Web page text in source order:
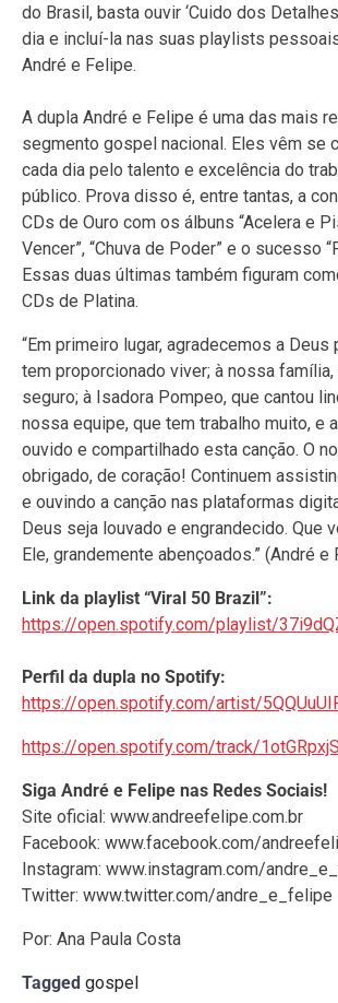
do Brasil, basta ouvir ‘Cuido dos
dia e incluí-la nas suas playlists
André e Felipe.
A dupla André e Felipe é uma das mais
segmento gospel nacional. Eles vêm se
cada dia pelo talento e excelência do
público. Prova disso é, entre tantas, a
CDs de Ouro com os álbuns “Acelera e
Vencer”, “Chuva de Poder” e o sucesso
Essas duas últimas também figuram
CDs de Platina.
“Em primeiro lugar, agradecemos a Deus
tem proporcionado viver; à nossa
seguro; à Isadora Pompeo, que cantou
nossa equipe, que tem trabalho muito, e
ouvido e compartilhado esta canção. O
obrigado, de coração! Continuem
e ouvindo a canção nas plataformas
Deus seja louvado e engrandecido. Que
Ele, grandemente abençoados.” (André e
Link da playlist “Viral 50 Brazil”:
https://open.spotify.com/playlist/
Perfil da dupla no Spotify:
https://open.spotify.com/artist/
https://open.spotify.com/track/
Siga André e Felipe nas Redes Sociais!
Site oficial: www.andreefelipe.com.br
Facebook: www.facebook.com/
Instagram: www.instagram.com/
Twitter: www.twitter.com/andre_e_felipe
Por: Ana Paula Costa
Tagged gospel